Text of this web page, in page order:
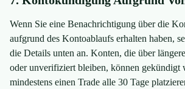
Wenn Sie eine Benachrichtigung über die
aufgrund des Kontoablaufs erhalten haben,
die Details unten an. Konten, die über
oder unverifiziert bleiben, können gekündigt
mindestens einen Trade alle 30 Tage